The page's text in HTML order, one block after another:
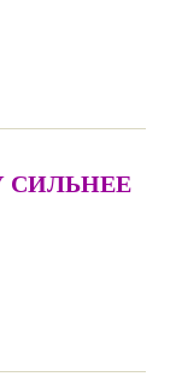
СИЛЬНЕЕ